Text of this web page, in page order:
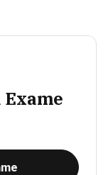
Exame